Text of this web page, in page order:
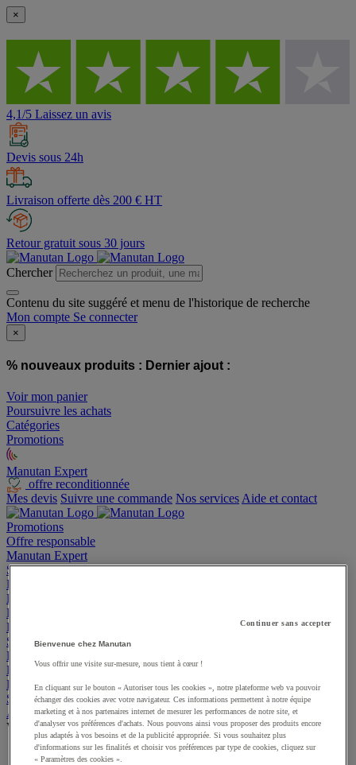
×
4,1/5 Laissez un avis
Devis sous 24h
Livraison offerte dès 200 € HT
Retour gratuit sous 30 jours
Chercher
Contenu du site suggéré et menu de l'historique de recherche
Mon compte Se connecter
×
% nouveaux produits : Dernier ajout :
Voir mon panier
Poursuivre les achats
Catégories
Promotions
Manutan Expert
offre reconditionnée
Mes devis Suivre une commande Nos services Aide et contact
Promotions
Offre responsable
Manutan Expert
Suivre une commande Nos servicesAide et contact
Bureau et télétravail
Entrepôt
Fournitures industrielles et outillage
Emballage et bac
Sécurité et santé
Espace extérieur
Restauration
Hygiène
Sports et loisirs
Abri urbain
Voir toute la catégorie
Abri deux roues et multi-usages
Continuer sans accepter
Bienvenue chez Manutan
Vous offrir une visite sur-mesure, nous tient à cœur !
En cliquant sur le bouton « Autoriser tous les cookies », notre plateforme web va pouvoir
échanger des cookies avec votre navigateur. Ces informations permettent à notre équipe
marketing et à nos partenaires internet de mesurer les performances de notre site, et
d'analyser vos préférences d'achats. Nous pouvons ainsi vous proposer des produits encore
plus adaptés à vos besoins et de la publicité appropriée. Si vous souhaitez plus
d'informations sur les finalités et choisir vos préférences par type de cookies, cliquez sur
« Paramètres des cookies ».